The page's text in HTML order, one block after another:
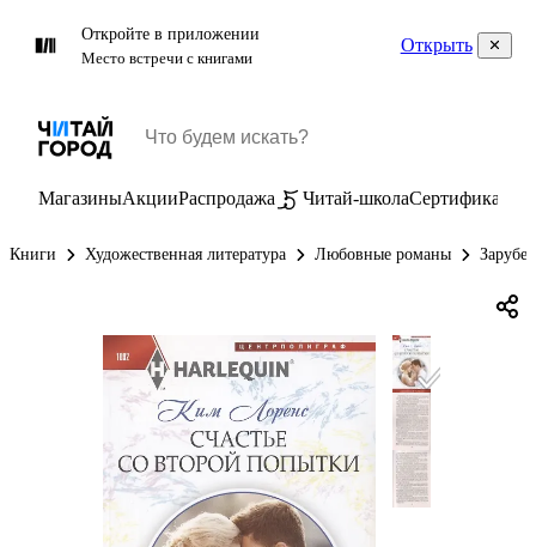
Откройте в приложении
Место встречи с книгами
Открыть
МагазиныАкцииРаспродажа Читай-школаСертификаты
Книги Художественная литература Любовные романы